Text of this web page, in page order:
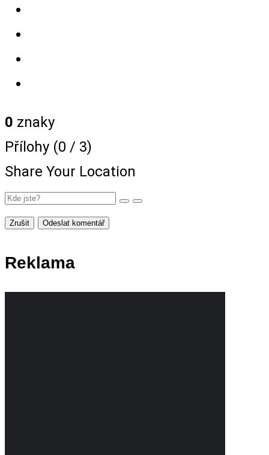
0 znaky
Přílohy (0 / 3)
Share Your Location
Zrušit Odeslat komentář
Reklama